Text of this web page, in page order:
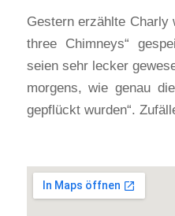
Gestern erzählte Charly
three Chimneys“
seien sehr lecker
morgens, wie genau
gepflückt wurden“.